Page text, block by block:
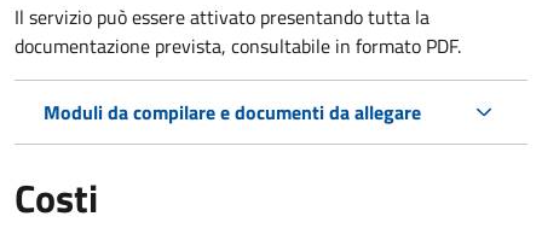
Il servizio può essere attivato presentando tutta la
documentazione prevista, consultabile in formato PDF.
Moduli da compilare e documenti da allegare
Costi